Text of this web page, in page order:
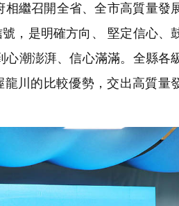
繼召開全省、全市高質量發
，是明確方向、 堅定信心、
潮澎湃、信心滿滿。全縣各
川的比較優勢，交出高質量